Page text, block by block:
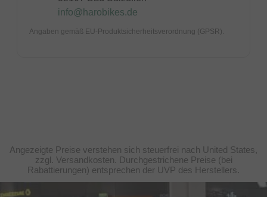
info@harobikes.de
Angaben gemäß EU-Produktsicherheitsverordnung (GPSR).
Angezeigte Preise verstehen sich steuerfrei nach United States,
zzgl. Versandkosten. Durchgestrichene Preise (bei
Rabattierungen) entsprechen der UVP des Herstellers.